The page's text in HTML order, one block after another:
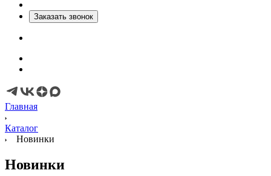
Заказать звонок
Главная
Каталог
Новинки
Новинки